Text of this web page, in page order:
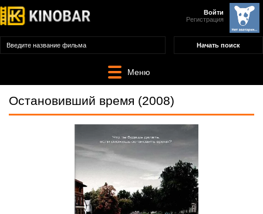
Войти
Регистрация
Меню
Остановивший время (2008)